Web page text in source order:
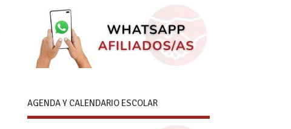
AGENDA Y CALENDARIO ESCOLAR